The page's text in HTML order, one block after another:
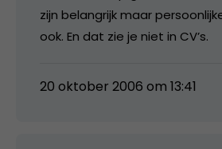
zijn belangrijk maar
ook. En dat zie je niet in CV’s.
20 oktober 2006 om 13:41